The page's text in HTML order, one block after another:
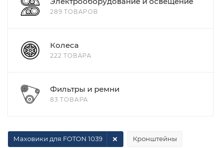
289 ТОВАРОВ
Колеса
222 ТОВАРА
Фильтры и ремни
83 ТОВАРА
Кронштейны
Маховики для FOTON 1039